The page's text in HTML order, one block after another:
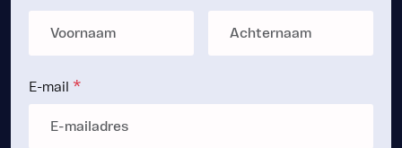
E-mail *